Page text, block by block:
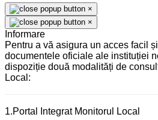
×
×
Informare
Pentru a vă asigura un acces facil
documentele oficiale ale instituției
dispoziție două modalități de
Local:
1.Portal Integrat Monitorul Local